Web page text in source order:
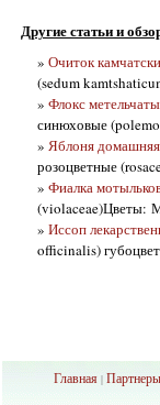
Другие статьи и
» Очиток
(sedum
» Флокс
синюховые
» Яблоня домашняя
розоцветные
» Фиалка
(violaceae)Цветы:
» Иссоп
officinalis)
Главная| Партнеры